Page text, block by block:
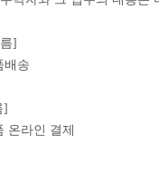
]
배송
]
온라인 결제